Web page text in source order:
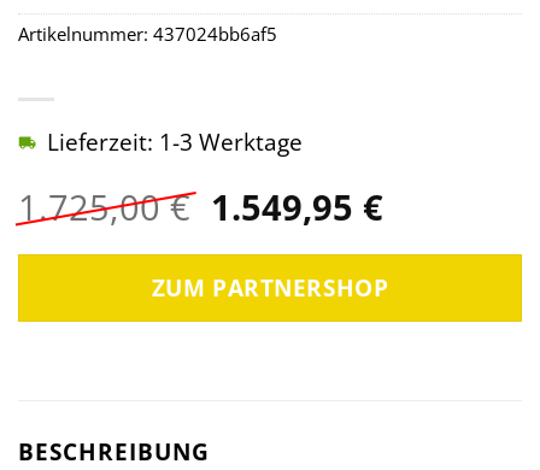
1.725,00€ Ursprünglicher
war:
1.725,00 €
1.549,95 €
ist:
1.549,95
Lieferzeit: 1-3 Werktage
ZUM PARTNERSHOP
Artikelnummer: 437024bb6af5
BESCHREIBUNG